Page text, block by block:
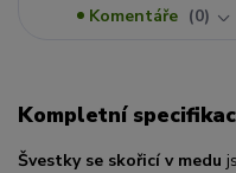
Komentáře
0
Kompletní
Švestky se skořicí v medu